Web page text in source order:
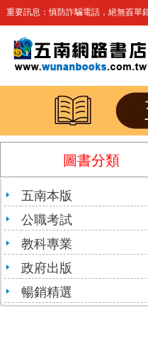
重要訊息：慎防詐騙電話，絕無簽單
圖書分類
五南本版
公職考試
教科專業
政府出版
暢銷精選